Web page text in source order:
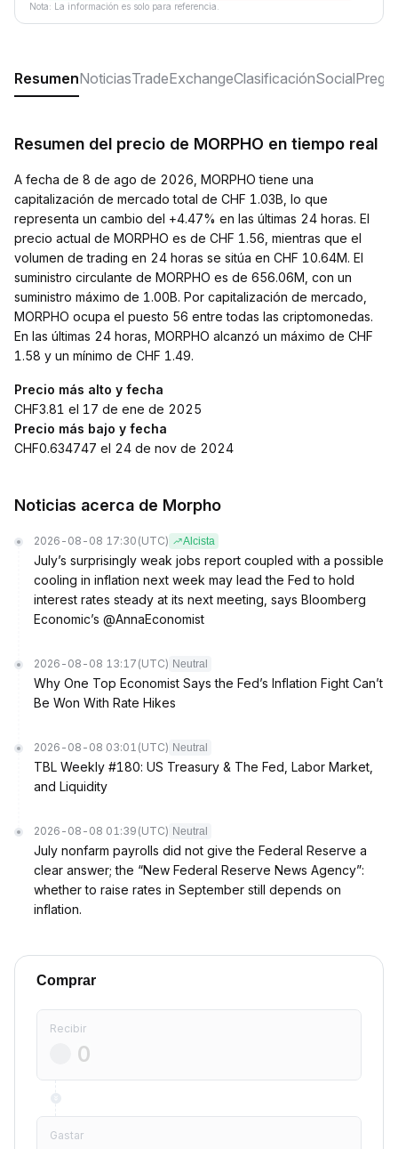
Nota: La información es solo para referencia.
ResumenNoticiasTradeExchangeClasificaciónSocial
Resumen del precio de MORPHO en tiempo real
A fecha de 8 de ago de 2026, MORPHO tiene una
capitalización de mercado total de CHF 1.03B, lo que
representa un cambio del +4.47% en las últimas 24 horas. El
precio actual de MORPHO es de CHF 1.56, mientras que el
volumen de trading en 24 horas se sitúa en CHF 10.64M. El
suministro circulante de MORPHO es de 656.06M, con un
suministro máximo de 1.00B. Por capitalización de mercado,
MORPHO ocupa el puesto 56 entre todas las criptomonedas.
En las últimas 24 horas, MORPHO alcanzó un máximo de CHF
1.58 y un mínimo de CHF 1.49.
Precio más alto y fecha
CHF3.81 el 17 de ene de 2025
Precio más bajo y fecha
CHF0.634747 el 24 de nov de 2024
Noticias acerca de Morpho
2026-08-08 17:30 (UTC) Alcista
July’s surprisingly weak jobs report coupled with a possible
cooling in inflation next week may lead the Fed to hold
interest rates steady at its next meeting, says Bloomberg
Economic’s @AnnaEconomist
2026-08-08 13:17 (UTC) Neutral
Why One Top Economist Says the Fed’s Inflation Fight Can’t
Be Won With Rate Hikes
2026-08-08 03:01 (UTC) Neutral
TBL Weekly #180: US Treasury & The Fed, Labor Market,
and Liquidity
2026-08-08 01:39 (UTC) Neutral
July nonfarm payrolls did not give the Federal Reserve a
clear answer; the “New Federal Reserve News Agency”:
whether to raise rates in September still depends on
inflation.
Comprar
Recibir
Gastar